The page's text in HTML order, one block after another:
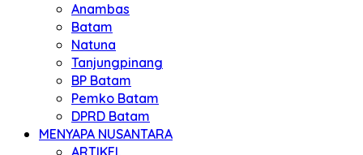
Anambas
Batam
Natuna
Tanjungpinang
BP Batam
Pemko Batam
DPRD Batam
MENYAPA NUSANTARA
ARTIKEL